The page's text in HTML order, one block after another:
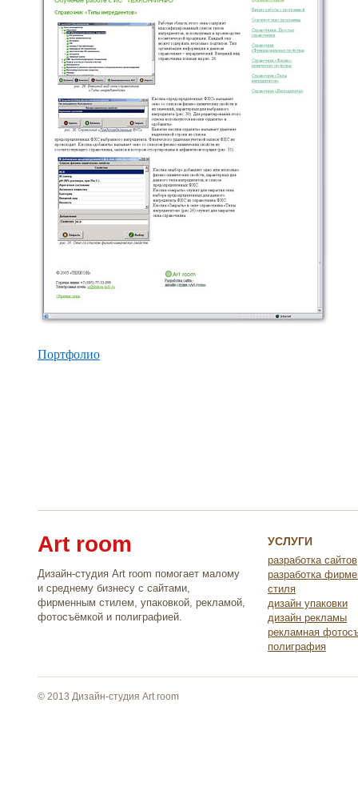
Портфолио
Art room
Дизайн-студия Art room помогает малому
и среднему бизнесу с сайтами,
фирменным стилем, упаковкой, рекламой,
фотосъёмкой и полиграфией.
УСЛУГИ
разработка сайтов
разработка
стиля
дизайн упаковки
дизайн рекламы
рекламная
полиграфия
© 2013 Дизайн-студия Art room